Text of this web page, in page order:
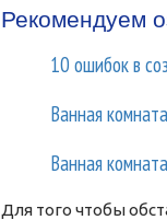
Рекомендуем
10 ошибок в
Ванная
Ванная
Для того чтобы